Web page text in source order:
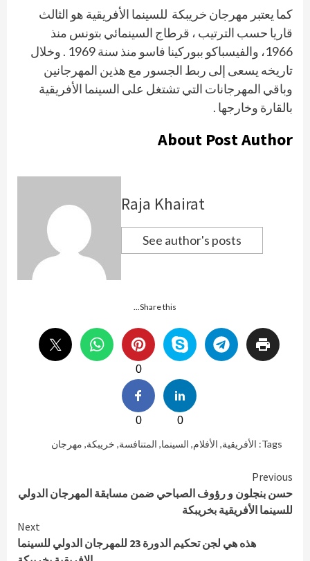
كما يعتبر مهرجان خريبكة للسينما الأفريقية هو الثالث
قاريا حسب الترتيب ، قرطاج السينمائي بتونس منذ
1966، والفيسباكو ببوركينا فاسو منذ سنة 1969 . وخلال
تاريخه يسعى إلى ربط الجسور مع هذين المهرجانين
وباقي المهرجانات التي تشتغل على السينما الأفريقية
بالقارة وخارجها .
About Post Author
Raja Khairat
See author's posts
Share this...
0
0
0
Tags: الأفريقية, الأفلام, السينما, المتنافسة, خريبكة, مهرجان
Continue
Reading
Previous
حسن بنجلون و رؤوف الصباحي ضمن مسابقة المهرجان الدولي
للسينما الأفريقية بخريبكة
Next
هذه هي لجن تحكيم الدورة 23 للمهرجان الدولي للسينما